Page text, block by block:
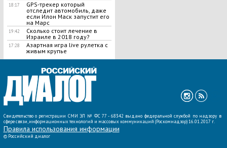
18:17
GPS-трекер который
отследит автомобиль, даже
если Илон Маск запустит его
на Марс
19:42
Сколько стоит лечение в
Израиле в 2018 году?
17:28
Азартная игра live рулетка с
живым крупье
Свидетельство о регистрации СМИ ЭЛ № ФС 77 - 68342 выдано федеральной службой по надзору в
сфере связи, информационных технологий и массовых коммуникаций (Роскомнадзор) 16.01.2017 г.
Правила использования информации
© Российский диалог